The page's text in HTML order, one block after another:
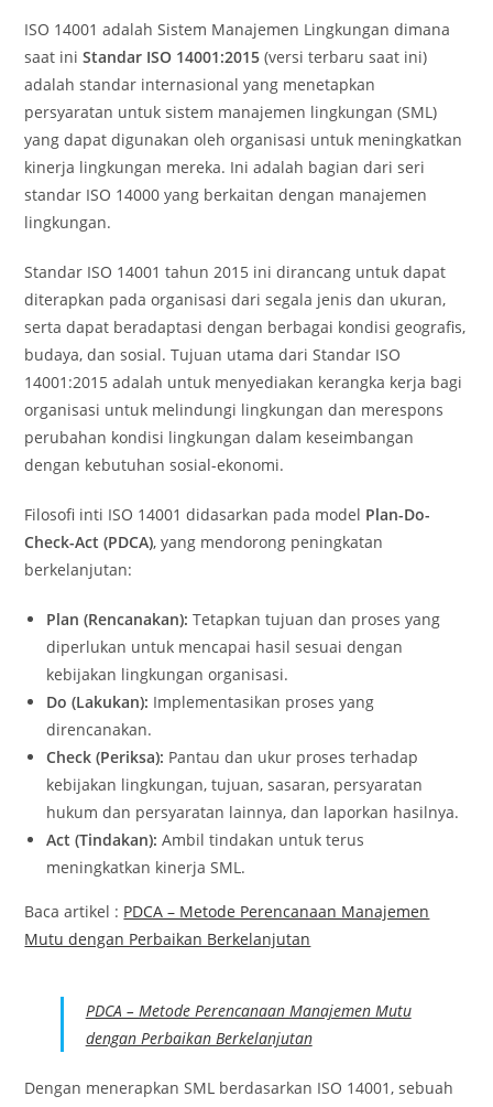
ISO 14001 adalah Sistem Manajemen Lingkungan dimana
saat iniStandar ISO 14001:2015 (versi terbaru saat ini)
adalah standar internasional yang menetapkan
persyaratan untuk sistem manajemen lingkungan (SML)
yang dapat digunakan oleh organisasi untuk meningkatkan
kinerja lingkungan mereka. Ini adalah bagian dari seri
standar ISO 14000 yang berkaitan dengan manajemen
lingkungan.
Standar ISO 14001 tahun 2015 ini dirancang untuk dapat
diterapkan pada organisasi dari segala jenis dan ukuran,
serta dapat beradaptasi dengan berbagai kondisi geografis,
budaya, dan sosial. Tujuan utama dari Standar ISO
14001:2015 adalah untuk menyediakan kerangka kerja bagi
organisasi untuk melindungi lingkungan dan merespons
perubahan kondisi lingkungan dalam keseimbangan
dengan kebutuhan sosial-ekonomi.
Filosofi inti ISO 14001 didasarkan pada model Plan-Do-
Check-Act (PDCA), yang mendorong peningkatan
berkelanjutan:
Plan (Rencanakan): Tetapkan tujuan dan proses yang
diperlukan untuk mencapai hasil sesuai dengan
kebijakan lingkungan organisasi.
Do (Lakukan): Implementasikan proses yang
direncanakan.
Check (Periksa): Pantau dan ukur proses terhadap
kebijakan lingkungan, tujuan, sasaran, persyaratan
hukum dan persyaratan lainnya, dan laporkan hasilnya.
Act (Tindakan): Ambil tindakan untuk terus
meningkatkan kinerja SML.
Baca artikel : PDCA – Metode Perencanaan Manajemen
Mutu dengan Perbaikan Berkelanjutan
PDCA – Metode Perencanaan Manajemen Mutu
dengan Perbaikan Berkelanjutan
Dengan menerapkan SML berdasarkan ISO 14001, sebuah